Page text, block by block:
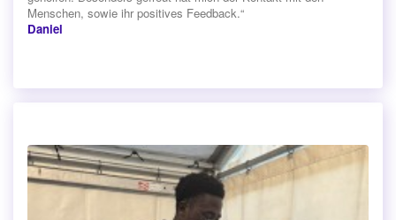
Menschen, sowie ihr positives Feedback.“
Daniel